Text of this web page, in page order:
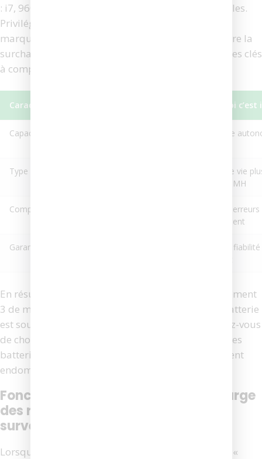
: i7, 960, e5), car les batteries ne sont pas universelles.
Privilégiez les batteries certifiées par iRobot ou les
marques reconnues disposant de protections contre la
surchauffe et les surtensions. Voici quelques critères clés
à comparer :
Caractéristique Pourquoi
Capacité (mAh)
Offre une
Type
Durée de vie
que le NiMH
Compatibilité
Évite les
chargement
Garantie
Gage de
En résumé, si votre robot affiche l’erreur de chargement
3 de manière récurrente, le remplacement de la batterie
est souvent une solution simple et efficace. Assurez-vous
de choisir un modèle adapté, de qualité, et évitez les
batteries à bas prix sans certification, qui pourraient
endommager votre appareil à long terme.
Fonctionnement du système de charge
des robots Roomba et éléments à
surveiller
Lorsque votre robot aspirateur affiche le message «